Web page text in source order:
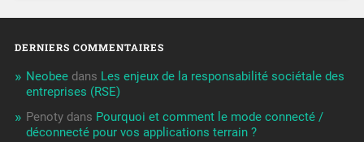
DERNIERS COMMENTAIRES
Neobeedans Les enjeux de la responsabilité sociétale des
entreprises (RSE)
Penotydans Pourquoi et comment le mode connecté /
déconnecté pour vos applications terrain ?